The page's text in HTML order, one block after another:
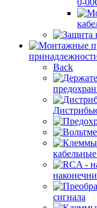
Back
сигнала